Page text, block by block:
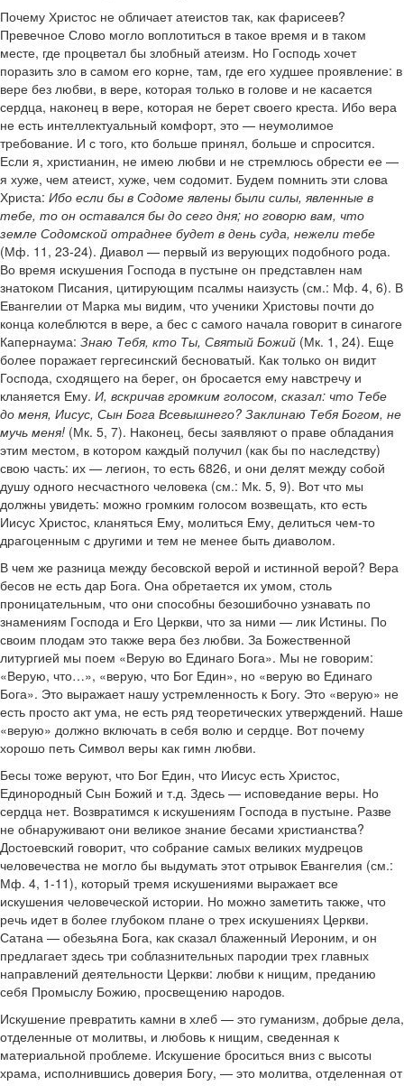
Почему Христос не обличает атеистов так, как фарисеев?
Превечное Слово могло воплотиться в такое время и в таком
месте, где процветал бы злобный атеизм. Но Господь хочет
поразить зло в самом его корне, там, где его худшее проявление: в
вере без любви, в вере, которая только в голове и не касается
сердца, наконец в вере, которая не берет своего креста. Ибо вера
не есть интеллектуальный комфорт, это — неумолимое
требование. И с того, кто больше принял, больше и спросится.
Если я, христианин, не имею любви и не стремлюсь обрести ее —
я хуже, чем атеист, хуже, чем содомит. Будем помнить эти слова
Христа: Ибо если бы в Содоме явлены были силы, явленные в
тебе, то он оставался бы до сего дня; но говорю вам, что
земле Содомской отраднее будет в день суда, нежели тебе
(Мф. 11, 23-24). Диавол — первый из верующих подобного рода.
Во время искушения Господа в пустыне он представлен нам
знатоком Писания, цитирующим псалмы наизусть (см.: Мф. 4, 6). В
Евангелии от Марка мы видим, что ученики Христовы почти до
конца колеблются в вере, а бес с самого начала говорит в синагоге
Капернаума: Знаю Тебя, кто Ты, Святый Божий (Мк. 1, 24). Еще
более поражает гергесинский бесноватый. Как только он видит
Господа, сходящего на берег, он бросается ему навстречу и
кланяется Ему. И, вскричав громким голосом, сказал: что Тебе
до меня, Иисус, Сын Бога Всевышнего? Заклинаю Тебя Богом, не
мучь меня! (Мк. 5, 7). Наконец, бесы заявляют о праве обладания
этим местом, в котором каждый получил (как бы по наследству)
свою часть: их — легион, то есть 6826, и они делят между собой
душу одного несчастного человека (см.: Мк. 5, 9). Вот что мы
должны увидеть: можно громким голосом возвещать, кто есть
Иисус Христос, кланяться Ему, молиться Ему, делиться чем-то
драгоценным с другими и тем не менее быть диаволом.
В чем же разница между бесовской верой и истинной верой? Вера
бесов не есть дар Бога. Она обретается их умом, столь
проницательным, что они способны безошибочно узнавать по
знамениям Господа и Его Церкви, что за ними — лик Истины. По
своим плодам это также вера без любви. За Божественной
литургией мы поем «Верую во Единаго Бога». Мы не говорим:
«Верую, что…», «верую, что Бог Един», но «верую во Единаго
Бога». Это выражает нашу устремленность к Богу. Это «верую» не
есть просто акт ума, не есть ряд теоретических утверждений. Наше
«верую» должно включать в себя волю и сердце. Вот почему
хорошо петь Символ веры как гимн любви.
Бесы тоже веруют, что Бог Един, что Иисус есть Христос,
Единородный Сын Божий и т.д. Здесь — исповедание веры. Но
сердца нет. Возвратимся к искушениям Господа в пустыне. Разве
не обнаруживают они великое знание бесами христианства?
Достоевский говорит, что собрание самых великих мудрецов
человечества не могло бы выдумать этот отрывок Евангелия (см.:
Мф. 4, 1-11), который тремя искушениями выражает все
искушения человеческой истории. Но можно заметить также, что
речь идет в более глубоком плане о трех искушениях Церкви.
Сатана — обезьяна Бога, как сказал блаженный Иероним, и он
предлагает здесь три соблазнительных пародии трех главных
направлений деятельности Церкви: любви к нищим, преданию
себя Промыслу Божию, просвещению народов.
Искушение превратить камни в хлеб — это гуманизм, добрые дела,
отделенные от молитвы, и любовь к нищим, сведенная к
материальной проблеме. Искушение броситься вниз с высоты
храма, исполнившись доверия Богу, — это молитва, отделенная от